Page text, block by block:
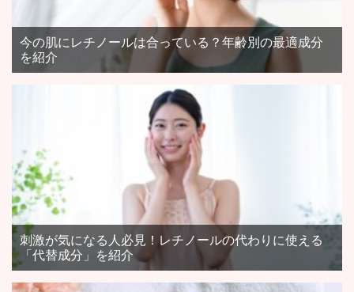
今の肌にレチノールは合っている？年齢別の最適成分
を紹介
刺激が気になる人必見！レチノールの代わりに使える
「代替成分」を紹介